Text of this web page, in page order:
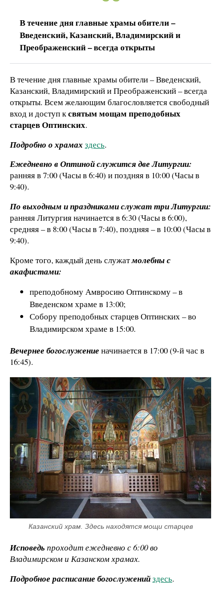
В течение дня главные храмы обители –
Введенский, Казанский, Владимирский и
Преображенский – всегда открыты
В течение дня главные храмы обители – Введенский,
Казанский, Владимирский и Преображенский – всегда
открыты. Всем желающим благословляется свободный
вход и доступ ксвятым мощам преподобных
старцев Оптинских.
Подробно о храмах здесь.
Ежедневно в Оптиной служится две Литургии:
ранняя в 7:00 (Часы в 6:40) и поздняя в 10:00 (Часы в
9:40).
По выходным и праздниками служат три Литургии:
ранняя Литургия начинается в 6:30 (Часы в 6:00),
средняя – в 8:00 (Часы в 7:40), поздняя – в 10:00 (Часы в
9:40).
Кроме того, каждый день служатмолебны с
акафистами:
преподобному Амвросию Оптинскому – в
Введенском храме в 13:00;
Собору преподобных старцев Оптинских – во
Владимирском храме в 15:00.
Вечернее богослужение начинается в 17:00 (9-й час в
16:45).
Казанский храм. Здесь находятся мощи старцев
Исповедьпроходит ежедневно с 6:00 во
Владимирском и Казанском храмах.
Подробное расписание богослуженийздесь.